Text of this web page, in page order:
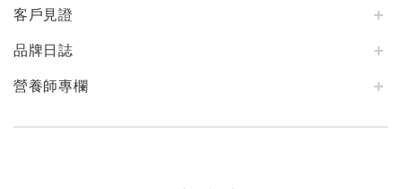
客戶見證
品牌日誌
營養師專欄